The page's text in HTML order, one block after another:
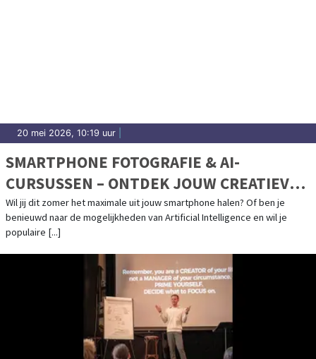
20 mei 2026, 10:19 uur
SMARTPHONE FOTOGRAFIE & AI-
CURSUSSEN – ONTDEK JOUW CREATIEVE
POTENTIEEL!
Wil jij dit zomer het maximale uit jouw smartphone halen? Of ben je
benieuwd naar de mogelijkheden van Artificial Intelligence en wil je
populaire [...]